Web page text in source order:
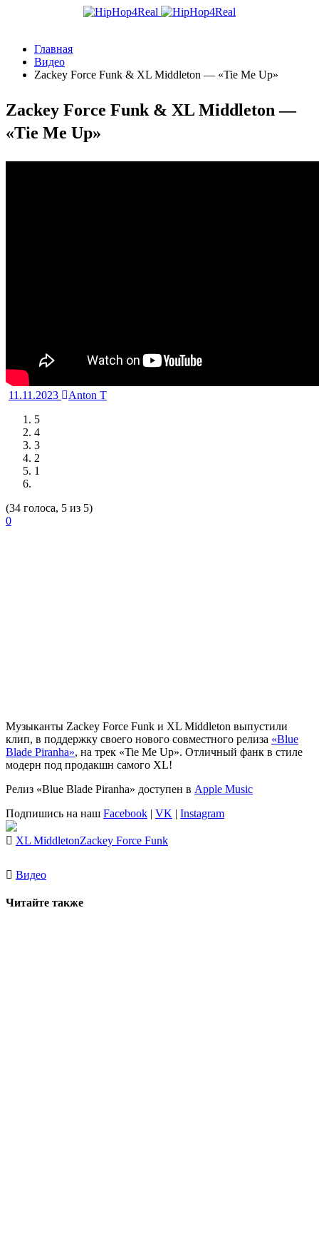
Главная
Видео
Zackey Force Funk & XL Middleton — «Tie Me Up»
Zackey Force Funk & XL Middleton —
«Tie Me Up»
11.11.2023
Anton T
5
4
3
2
1
(34 голоса, 5 из 5)
0
Музыканты Zackey Force Funk и XL Middleton выпустили
клип, в поддержку своего нового совместного релиза «Blue
Blade Piranha», на трек «Tie Me Up». Отличный фанк в стиле
модерн под продакшн самого XL!
Релиз «Blue Blade Piranha» доступен в Apple Music
Подпишись на наш Facebook | VK | Instagram
XL MiddletonZackey Force Funk
Видео
Читайте также